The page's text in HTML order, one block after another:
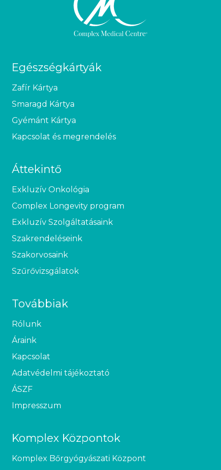
Egészségkártyák
Zafír Kártya
Smaragd Kártya
Gyémánt Kártya
Kapcsolat és megrendelés
Áttekintő
Exkluzív Onkológia
Complex Longevity program
Exkluzív Szolgáltatásaink
Szakrendeléseink
Szakorvosaink
Szűrővizsgálatok
Továbbiak
Rólunk
Áraink
Kapcsolat
Adatvédelmi tájékoztató
ÁSZF
Impresszum
Komplex Központok
Komplex Bőrgyógyászati Központ